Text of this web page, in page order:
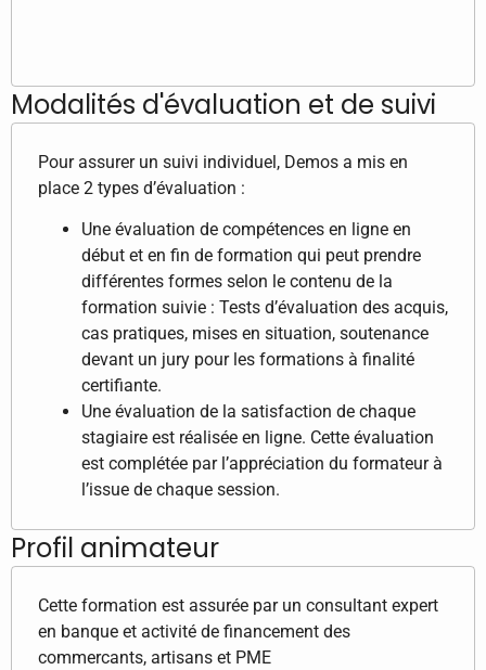
Modalités d'évaluation et de suivi
Pour assurer un suivi individuel, Demos a mis en
place 2 types d’évaluation :
Une évaluation de compétences en ligne en
début et en fin de formation qui peut prendre
différentes formes selon le contenu de la
formation suivie : Tests d’évaluation des acquis,
cas pratiques, mises en situation, soutenance
devant un jury pour les formations à finalité
certifiante.
Une évaluation de la satisfaction de chaque
stagiaire est réalisée en ligne. Cette évaluation
est complétée par l’appréciation du formateur à
l’issue de chaque session.
Profil animateur
Cette formation est assurée par un consultant expert
en banque et activité de financement des
commercants, artisans et PME